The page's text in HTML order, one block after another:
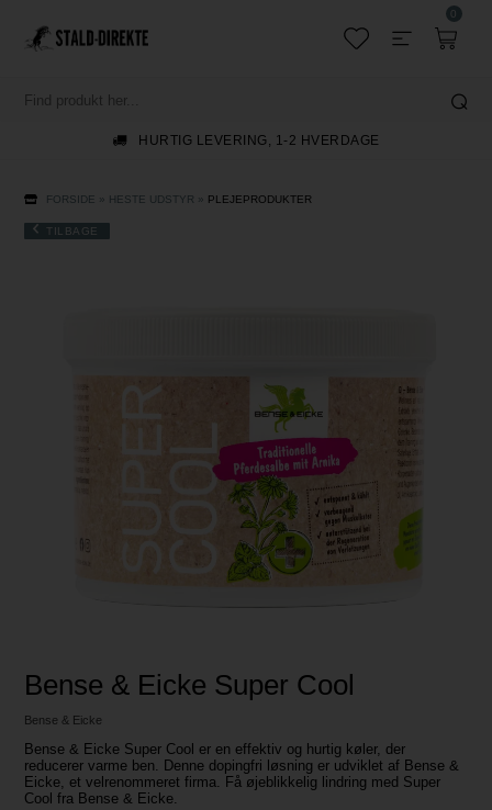
0
HURTIG LEVERING, 1-2 HVERDAGE
FORSIDE » HESTE UDSTYR » PLEJEPRODUKTER
TILBAGE
Bense & Eicke Super Cool
Bense & Eicke
Bense & Eicke Super Cool er en effektiv og hurtig køler, der
reducerer varme ben. Denne dopingfri løsning er udviklet af Bense &
Eicke, et velrenommeret firma. Få øjeblikkelig lindring med Super
Cool fra Bense & Eicke.